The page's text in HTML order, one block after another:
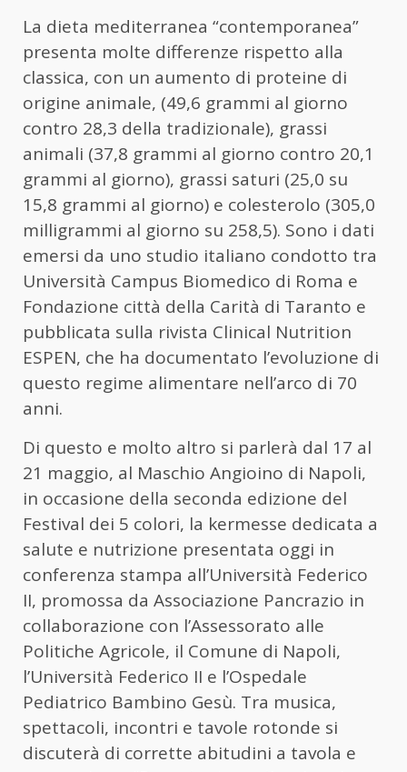
La dieta mediterranea “contemporanea”
presenta molte differenze rispetto alla
classica, con un aumento di proteine di
origine animale, (49,6 grammi al giorno
contro 28,3 della tradizionale), grassi
animali (37,8 grammi al giorno contro 20,1
grammi al giorno), grassi saturi (25,0 su
15,8 grammi al giorno) e colesterolo (305,0
milligrammi al giorno su 258,5). Sono i dati
emersi da uno studio italiano condotto tra
Università Campus Biomedico di Roma e
Fondazione città della Carità di Taranto e
pubblicata sulla rivista Clinical Nutrition
ESPEN, che ha documentato l’evoluzione di
questo regime alimentare nell’arco di 70
anni.
Di questo e molto altro si parlerà dal 17 al
21 maggio, al Maschio Angioino di Napoli,
in occasione della seconda edizione del
Festival dei 5 colori, la kermesse dedicata a
salute e nutrizione presentata oggi in
conferenza stampa all’Università Federico
II, promossa da Associazione Pancrazio in
collaborazione con l’Assessorato alle
Politiche Agricole, il Comune di Napoli,
l’Università Federico II e l’Ospedale
Pediatrico Bambino Gesù. Tra musica,
spettacoli, incontri e tavole rotonde si
discuterà di corrette abitudini a tavola e